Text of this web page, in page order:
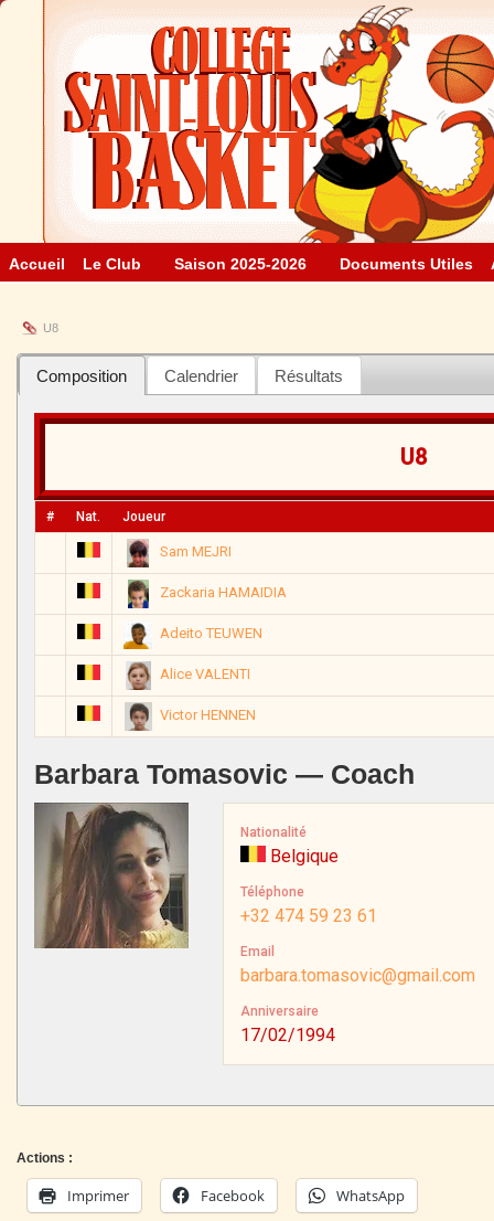
Accueil Le Club Saison 2025-2026 Documents Utiles
U8
Composition Calendrier Résultats
U8
# Nat. Joueur
Sam MEJRI
Zackaria HAMAIDIA
Adeito TEUWEN
Alice VALENTI
Victor HENNEN
Barbara Tomasovic — Coach
Nationalité
Belgique
Téléphone
+32 474 59 23 61
Email
barbara.tomasovic@gmail.com
Anniversaire
17/02/1994
Actions :
Imprimer Facebook WhatsApp